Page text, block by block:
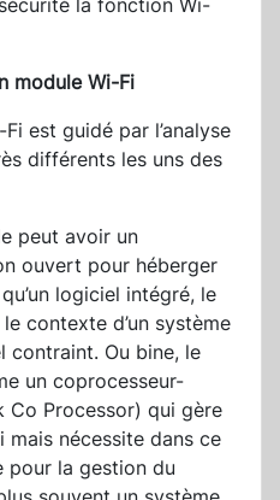
la fonction Wi-
module Wi-Fi
est guidé par l’analyse
différents les uns des
peut avoir un
ouvert pour héberger
logiciel intégré, le
contexte d’un système
contraint. Ou bine, le
un coprocesseur-
Co Processor) qui gère
mais nécessite dans ce
pour la gestion du